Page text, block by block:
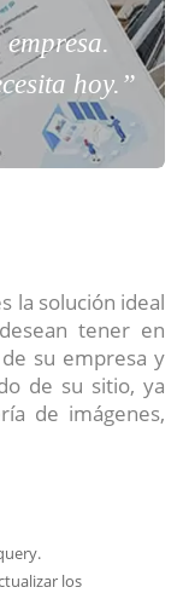
hoy.”
la solución ideal
tener en
su empresa y
de su sitio, ya
de imágenes,
los